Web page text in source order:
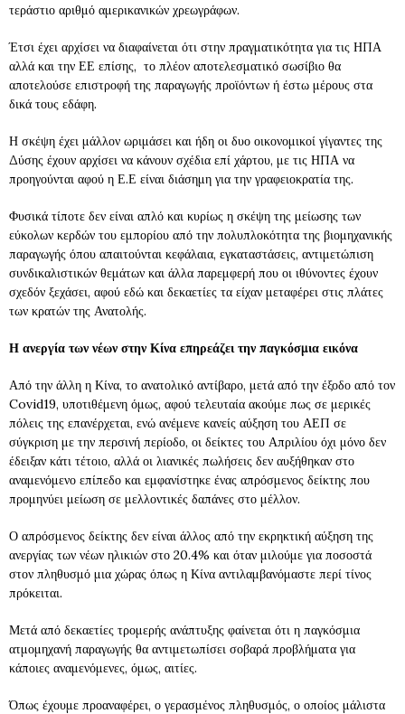
τεράστιο αριθμό αμερικανικών χρεωγράφων.
Έτσι έχει αρχίσει να διαφαίνεται ότι στην πραγματικότητα για τις ΗΠΑ
αλλά και την ΕΕ επίσης, το πλέον αποτελεσματικό σωσίβιο θα
αποτελούσε επιστροφή της παραγωγής προϊόντων ή έστω μέρους στα
δικά τους εδάφη.
Η σκέψη έχει μάλλον ωριμάσει και ήδη οι δυο οικονομικοί γίγαντες της
Δύσης έχουν αρχίσει να κάνουν σχέδια επί χάρτου, με τις ΗΠΑ να
προηγούνται αφού η Ε.Ε είναι διάσημη για την γραφειοκρατία της.
Φυσικά τίποτε δεν είναι απλό και κυρίως η σκέψη της μείωσης των
εύκολων κερδών του εμπορίου από την πολυπλοκότητα της βιομηχανικής
παραγωγής όπου απαιτούνται κεφάλαια, εγκαταστάσεις, αντιμετώπιση
συνδικαλιστικών θεμάτων και άλλα παρεμφερή που οι ιθύνοντες έχουν
σχεδόν ξεχάσει, αφού εδώ και δεκαετίες τα είχαν μεταφέρει στις πλάτες
των κρατών της Ανατολής.
Η ανεργία των νέων στην Κίνα επηρεάζει την παγκόσμια εικόνα
Από την άλλη η Κίνα, το ανατολικό αντίβαρο, μετά από την έξοδο από τον
Covid19, υποτιθέμενη όμως, αφού τελευταία ακούμε πως σε μερικές
πόλεις της επανέρχεται, ενώ ανέμενε κανείς αύξηση του ΑΕΠ σε
σύγκριση με την περσινή περίοδο, οι δείκτες του Απριλίου όχι μόνο δεν
έδειξαν κάτι τέτοιο, αλλά οι λιανικές πωλήσεις δεν αυξήθηκαν στο
αναμενόμενο επίπεδο και εμφανίστηκε ένας απρόσμενος δείκτης που
προμηνύει μείωση σε μελλοντικές δαπάνες στο μέλλον.
Ο απρόσμενος δείκτης δεν είναι άλλος από την εκρηκτική αύξηση της
ανεργίας των νέων ηλικιών στο 20.4% και όταν μιλούμε για ποσοστά
στον πληθυσμό μια χώρας όπως η Κίνα αντιλαμβανόμαστε περί τίνος
πρόκειται.
Μετά από δεκαετίες τρομερής ανάπτυξης φαίνεται ότι η παγκόσμια
ατμομηχανή παραγωγής θα αντιμετωπίσει σοβαρά προβλήματα για
κάποιες αναμενόμενες, όμως, αιτίες.
Όπως έχουμε προαναφέρει, ο γερασμένος πληθυσμός, ο οποίος μάλιστα